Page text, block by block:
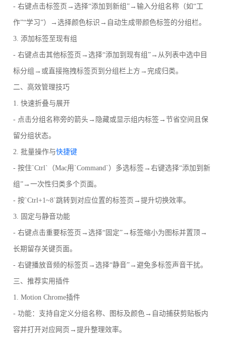
- 右键点击标签页→选择“添加到新组”→输入分组名称（如“工
作”“学习”）→选择颜色标识→自动生成带颜色标签的分组栏。
3. 添加标签至现有组
- 右键点击其他标签页→选择“添加到现有组”→从列表中选中目
标分组→或直接拖拽标签页到分组栏上方→完成归类。
二、高效管理技巧
1. 快速折叠与展开
- 点击分组名称旁的箭头→隐藏或显示组内标签→节省空间且保
留分组状态。
2. 批量操作与快捷键
- 按住`Ctrl`（Mac用`Command`）多选标签→右键选择“添加到新
组”→一次性归类多个页面。
- 按`Ctrl+1~8`跳转到对应位置的标签页→提升切换效率。
3. 固定与静音功能
- 右键点击重要标签页→选择“固定”→标签缩小为图标并置顶→
长期留存关键页面。
- 右键播放音频的标签页→选择“静音”→避免多标签声音干扰。
三、推荐实用插件
1. Motion Chrome插件
- 功能：支持自定义分组名称、图标及颜色→自动捕获剪贴板内
容并打开对应网页→提升整理效率。